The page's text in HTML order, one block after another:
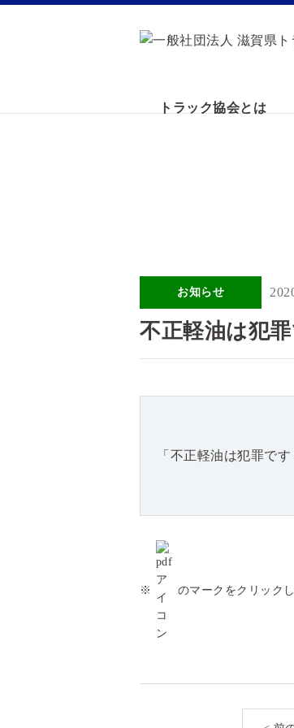
トラック協会とは
お知らせ
不正軽油は犯罪
「不正軽油は犯罪で
※ のマークをクリック